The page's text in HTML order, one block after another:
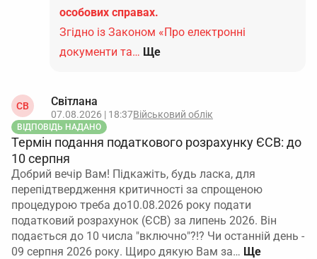
особових справах.
Згідно із Законом «Про електронні
документи та… Ще
СВ Світлана
07.08.2026 | 18:37Військовий облік
ВІДПОВІДЬ НАДАНО
Термін подання податкового розрахунку ЄСВ: до
10 серпня
Добрий вечір Вам! Підкажіть, будь ласка, для
перепідтвердження критичності за спрощеною
процедурою треба до10.08.2026 року подати
податковий розрахунок (ЄСВ) за липень 2026. Він
подається до 10 числа "включно"?!? Чи останній день -
09 серпня 2026 року. Щиро дякую Вам за…